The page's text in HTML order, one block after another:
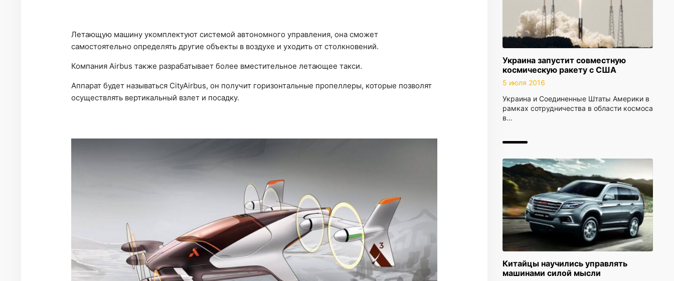
Украина запустит совместную
космическую ракету с США
5 июля 2016
Украина и Соединенные Штаты Америки в
рамках сотрудничества в области космоса
в…
Китайцы научились управлять
машинами силой мысли
Летающую машину укомплектуют системой автономного управления, она сможет
самостоятельно определять другие объекты в воздухе и уходить от столкновений.
Компания Airbus также разрабатывает более вместительное летающее такси.
Аппарат будет называться CityAirbus, он получит горизонтальные пропеллеры, которые позволят
осуществлять вертикальный взлет и посадку.